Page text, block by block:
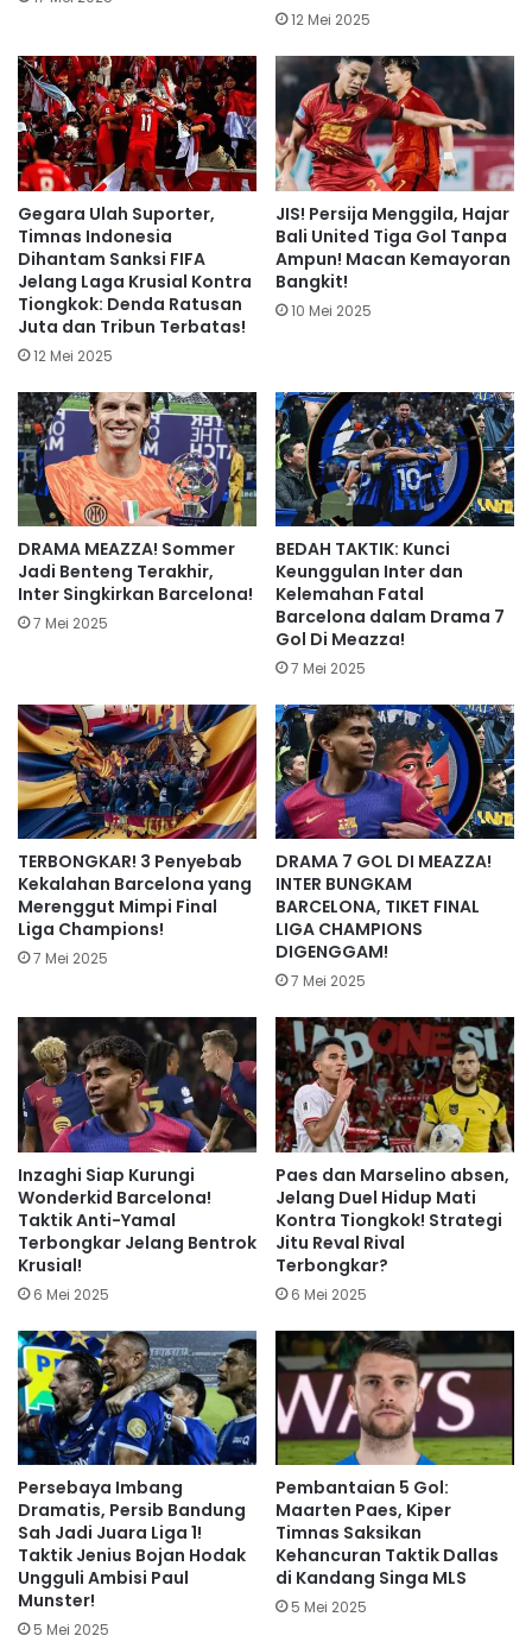
12 Mei 2025
Gegara Ulah Suporter,
Timnas Indonesia
Dihantam Sanksi FIFA
Jelang Laga Krusial Kontra
Tiongkok: Denda Ratusan
Juta dan Tribun Terbatas!
12 Mei 2025
JIS! Persija Menggila, Hajar
Bali United Tiga Gol Tanpa
Ampun! Macan Kemayoran
Bangkit!
10 Mei 2025
DRAMA MEAZZA! Sommer
Jadi Benteng Terakhir,
Inter Singkirkan Barcelona!
7 Mei 2025
BEDAH TAKTIK: Kunci
Keunggulan Inter dan
Kelemahan Fatal
Barcelona dalam Drama 7
Gol Di Meazza!
7 Mei 2025
TERBONGKAR! 3 Penyebab
Kekalahan Barcelona yang
Merenggut Mimpi Final
Liga Champions!
7 Mei 2025
DRAMA 7 GOL DI MEAZZA!
INTER BUNGKAM
BARCELONA, TIKET FINAL
LIGA CHAMPIONS
DIGENGGAM!
7 Mei 2025
Inzaghi Siap Kurungi
Wonderkid Barcelona!
Taktik Anti-Yamal
Terbongkar Jelang Bentrok
Krusial!
6 Mei 2025
Paes dan Marselino absen,
Jelang Duel Hidup Mati
Kontra Tiongkok! Strategi
Jitu Reval Rival
Terbongkar?
6 Mei 2025
Persebaya Imbang
Dramatis, Persib Bandung
Sah Jadi Juara Liga 1!
Taktik Jenius Bojan Hodak
Ungguli Ambisi Paul
Munster!
5 Mei 2025
Pembantaian 5 Gol:
Maarten Paes, Kiper
Timnas Saksikan
Kehancuran Taktik Dallas
di Kandang Singa MLS
5 Mei 2025